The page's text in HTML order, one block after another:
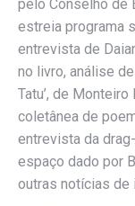
pelo Conselho de
estreia programa
entrevista de
no livro, análise
Tatu’, de
coletânea de
entrevista da
espaço dado por
outras notícias de